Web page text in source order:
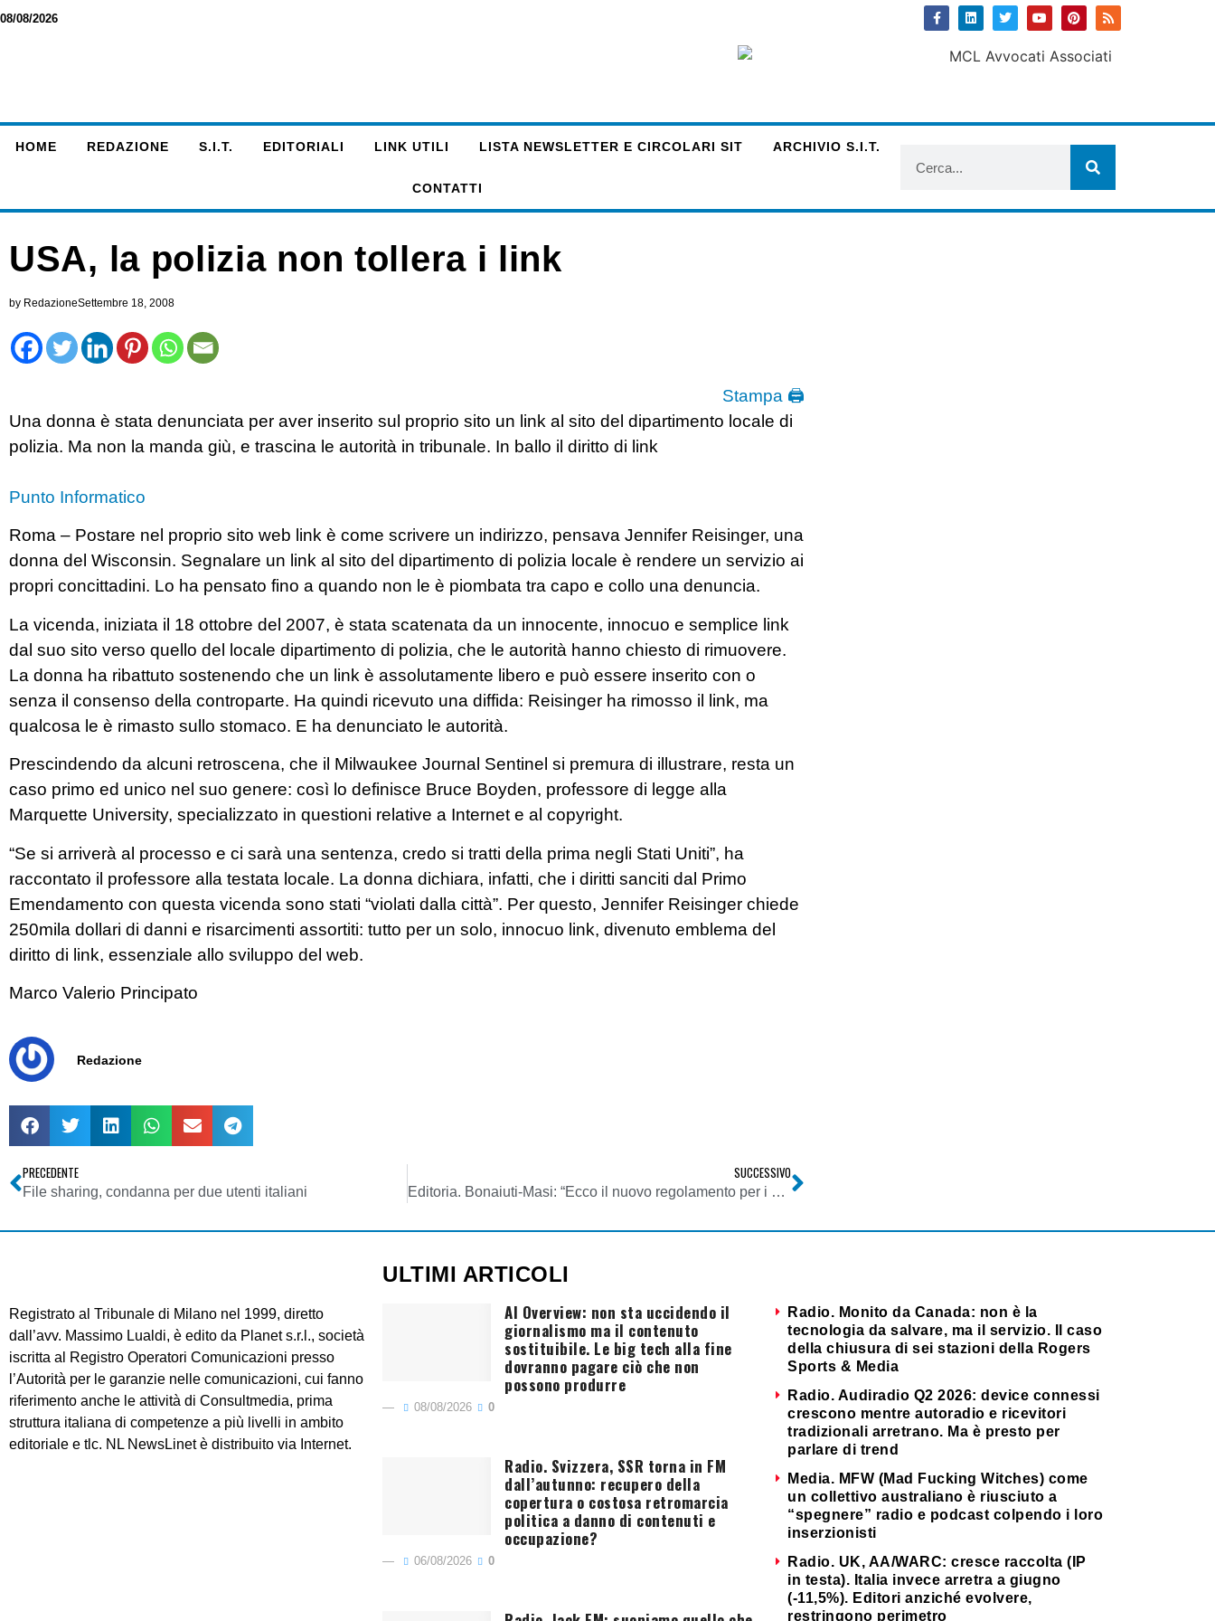
08/08/2026
HOME REDAZIONE S.I.T. EDITORIALI LINK UTILI LISTA NEWSLETTER E CIRCOLARI SIT ARCHIVIO S.I.T.
CONTATTI
USA, la polizia non tollera i link
by RedazioneSettembre 18, 2008
Stampa 🖨
Una donna è stata denunciata per aver inserito sul proprio sito un link al sito del dipartimento locale di
polizia. Ma non la manda giù, e trascina le autorità in tribunale. In ballo il diritto di link
Punto Informatico
Roma – Postare nel proprio sito web link è come scrivere un indirizzo, pensava Jennifer Reisinger, una
donna del Wisconsin. Segnalare un link al sito del dipartimento di polizia locale è rendere un servizio ai
propri concittadini. Lo ha pensato fino a quando non le è piombata tra capo e collo una denuncia.
La vicenda, iniziata il 18 ottobre del 2007, è stata scatenata da un innocente, innocuo e semplice link
dal suo sito verso quello del locale dipartimento di polizia, che le autorità hanno chiesto di rimuovere.
La donna ha ribattuto sostenendo che un link è assolutamente libero e può essere inserito con o
senza il consenso della controparte. Ha quindi ricevuto una diffida: Reisinger ha rimosso il link, ma
qualcosa le è rimasto sullo stomaco. E ha denunciato le autorità.
Prescindendo da alcuni retroscena, che il Milwaukee Journal Sentinel si premura di illustrare, resta un
caso primo ed unico nel suo genere: così lo definisce Bruce Boyden, professore di legge alla
Marquette University, specializzato in questioni relative a Internet e al copyright.
“Se si arriverà al processo e ci sarà una sentenza, credo si tratti della prima negli Stati Uniti”, ha
raccontato il professore alla testata locale. La donna dichiara, infatti, che i diritti sanciti dal Primo
Emendamento con questa vicenda sono stati “violati dalla città”. Per questo, Jennifer Reisinger chiede
250mila dollari di danni e risarcimenti assortiti: tutto per un solo, innocuo link, divenuto emblema del
diritto di link, essenziale allo sviluppo del web.
Marco Valerio Principato
Redazione
PRECEDENTE
File sharing, condanna per due utenti italiani
SUCCESSIVO
Editoria. Bonaiuti-Masi: “Ecco il nuovo regolamento per i contributi sulle copie vendute. Aperti al confronto si razionalizza”
Registrato al Tribunale di Milano nel 1999, diretto
dall’avv. Massimo Lualdi, è edito da Planet s.r.l., società
iscritta al Registro Operatori Comunicazioni presso
l’Autorità per le garanzie nelle comunicazioni, cui fanno
riferimento anche le attività di Consultmedia, prima
struttura italiana di competenze a più livelli in ambito
editoriale e tlc. NL NewsLinet è distribuito via Internet.
ULTIMI ARTICOLI
AI Overview: non sta uccidendo il
giornalismo ma il contenuto
sostituibile. Le big tech alla fine
dovranno pagare ciò che non
possono produrre
08/08/2026 0
Radio. Svizzera, SSR torna in FM
dall’autunno: recupero della
copertura o costosa retromarcia
politica a danno di contenuti e
occupazione?
06/08/2026 0
Radio. Monito da Canada: non è la
tecnologia da salvare, ma il servizio. Il caso
della chiusura di sei stazioni della Rogers
Sports & Media
Radio. Audiradio Q2 2026: device connessi
crescono mentre autoradio e ricevitori
tradizionali arretrano. Ma è presto per
parlare di trend
Media. MFW (Mad Fucking Witches) come
un collettivo australiano è riusciuto a
“spegnere” radio e podcast colpendo i loro
inserzionisti
Radio. UK, AA/WARC: cresce raccolta (IP
in testa). Italia invece arretra a giugno
(-11,5%). Editori anziché evolvere,
restringono perimetro